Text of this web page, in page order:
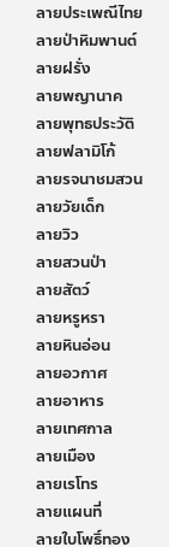
ลายประเพณีไทย
ลายป่าหิมพานต์
ลายฝรั่ง
ลายพญานาค
ลายพุทธประวัติ
ลายฟลามิโก้
ลายรจนาชมสวน
ลายวัยเด็ก
ลายวิว
ลายสวนป่า
ลายสัตว์
ลายหรูหรา
ลายหินอ่อน
ลายอวกาศ
ลายอาหาร
ลายเทศกาล
ลายเมือง
ลายเรโทร
ลายแผนที่
ลายใบโพธิ์ทอง